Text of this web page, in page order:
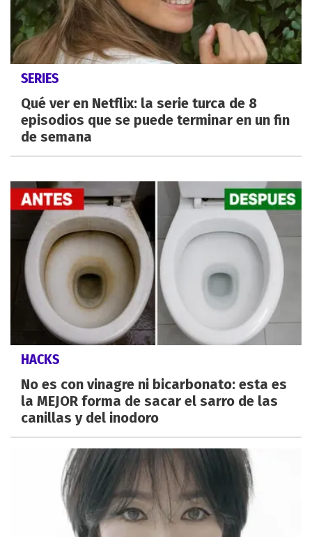
SERIES
Qué ver en Netflix: la serie turca de 8
episodios que se puede terminar en un fin
de semana
HACKS
No es con vinagre ni bicarbonato: esta es
la MEJOR forma de sacar el sarro de las
canillas y del inodoro